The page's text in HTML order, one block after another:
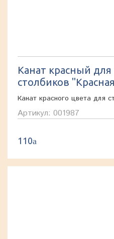
Канат красный
столбиков
Канат красного цвета для
Артикул: 001987
110a